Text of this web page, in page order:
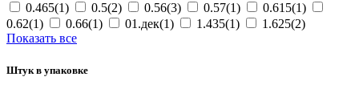
0.465(1)
0.5(2) 0.56(3) 0.57(1)
0.615(1)
0.62(1)
0.66(1) 01.дек(1) 1.435(1)
1.625(2)
Показать все
Штук в упаковке